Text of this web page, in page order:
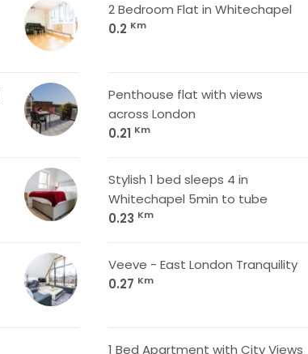
2 Bedroom Flat in Whitechapel
0.2 Km
Penthouse flat with views
across London
0.21 Km
Stylish 1 bed sleeps 4 in
Whitechapel 5min to tube
0.23 Km
Veeve - East London Tranquility
0.27 Km
1 Bed Apartment with City Views